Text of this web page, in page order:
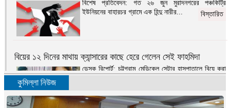
বিশেষ প্রতিবেদন: গত ২৬ জুন মুরাদনগরের পঞ্চকিট্রি
ইউনিয়নের বাহারচর গ্রামে এক হিন্দু নারীর...
বিস্তারিত
বিয়ের ১২ দিনের মাথায় ক্যান্সারের কাছে হেরে গেলেন সেই ফাহমিদা
ডেস্ক রিপোর্ট: চট্টগ্রাম মেডিকেল সেন্টার হাসপাতালে বিয়ে করা
কুমিল্লা নিউজ